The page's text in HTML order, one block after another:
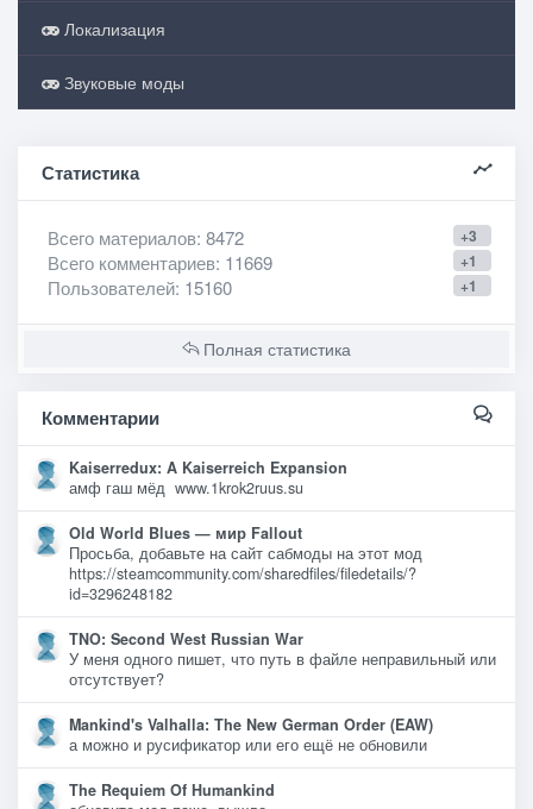
Локализация
Звуковые моды
Статистика
+3
Всего материалов: 8472
+1
Всего комментариев: 11669
+1
Пользователей: 15160
Полная статистика
Комментарии
Kaiserredux: A Kaiserreich Expansion
амф гаш мёд www.1krok2ruus.su
Old World Blues — мир Fallout
Просьба, добавьте на сайт сабмоды на этот мод
https://steamcommunity.com/sharedfiles/filedetails/?
id=3296248182
TNO: Second West Russian War
У меня одного пишет, что путь в файле неправильный или
отсутствует?
Mankind's Valhalla: The New German Order (EAW)
а можно и русификатор или его ещё не обновили
The Requiem Of Humankind